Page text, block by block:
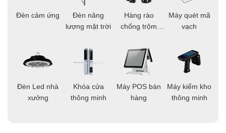
Đèn cảm ứng
Đèn Led nhà
xưởng
Đèn năng
lượng mặt trời
Khóa cửa
thông minh
Hàng rào
chống trộm
Máy POS bán
hàng
Máy quét mã
vạch
Máy kiểm kho
thông minh